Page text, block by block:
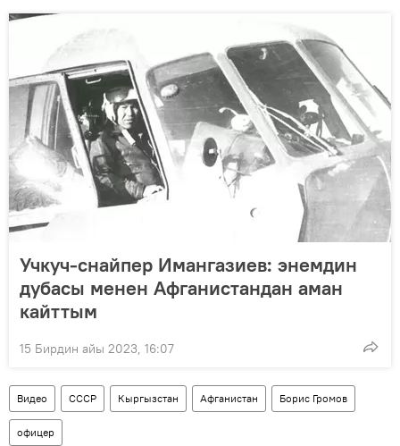
Учкуч-снайпер Имангазиев: энемдин
дубасы менен Афганистандан аман
кайттым
15 Бирдин айы 2023, 16:07
Видео СССР Кыргызстан Афганистан Борис Громов
офицер